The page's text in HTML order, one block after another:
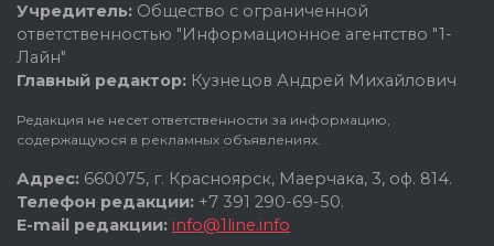
Учредитель: Общество с ограниченной
ответственностью "Информационное агентство "1-
Лайн"
Главный редактор: Кузнецов Андрей Михайлович
Редакция не несет ответственности за информацию,
содержащуюся в рекламных объявлениях.
Адрес: 660075, г. Красноярск, Маерчака, 3, оф. 814.
Телефон редакции: +7 391 290-69-50.
E-mail редакции: info@1line.info